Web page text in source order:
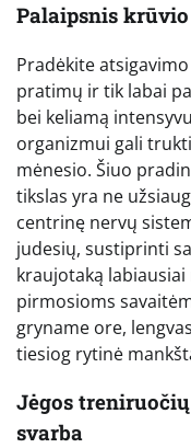
Palaipsnis
Pradėkite
pratimų ir tik labai
bei keliamą
organizmui gali
mėnesio. Šiuo
tikslas yra ne
centrinę nervų
judesių, sustiprinti
kraujotaką
pirmosioms
gryname ore,
tiesiog rytinė
Jėgos
svarba